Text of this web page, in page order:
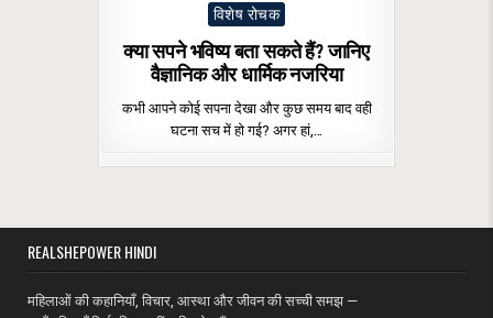
Posted
विशेष रोचक
क्या सपने भविष्य बता सकते हैं? जानिए
वैज्ञानिक और धार्मिक नजरिया
कभी आपने कोई सपना देखा और कुछ समय बाद वही
घटना सच में हो गई? अगर हां,…
REALSHEPOWER HINDI
महिलाओं की कहानियाँ, विचार, आस्था और जीवन की सच्ची समझ —